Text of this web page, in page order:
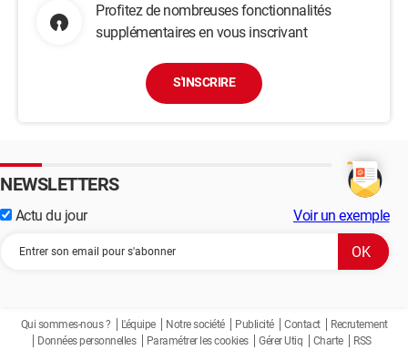
Profitez de nombreuses fonctionnalités
supplémentaires en vous inscrivant
S'INSCRIRE
NEWSLETTERS
Actu du jour Voir un exemple
Qui sommes-nous ? L'équipe Notre société Publicité Contact
Recrutement
Données personnelles
Paramétrer les cookies Gérer Utiq Charte RSS